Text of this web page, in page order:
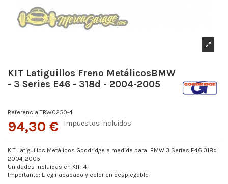
KIT Latiguillos Freno MetálicosBMW
- 3 Series E46 - 318d - 2004-2005
Referencia TBW0250-4
94,30 € Impuestos incluidos
KIT Latiguillos Metálicos Goodridge a medida para: BMW 3 Series E46 318d
2004-2005
Unidades Incluidas en KIT: 4
Importante: Elegir acabado y color en desplegable